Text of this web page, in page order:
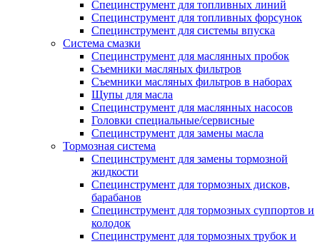
Специнструмент для топливных линий
Специнструмент для топливных форсунок
Специнструмент для системы впуска
Система смазки
Специнструмент для маслянных пробок
Съемники масляных фильтров
Съемники масляных фильтров в наборах
Щупы для масла
Специнструмент для маслянных насосов
Головки специальные/сервисные
Специнструмент для замены масла
Тормозная система
Специнструмент для замены тормозной
жидкости
Специнструмент для тормозных дисков,
барабанов
Специнструмент для тормозных суппортов и
колодок
Специнструмент для тормозных трубок и